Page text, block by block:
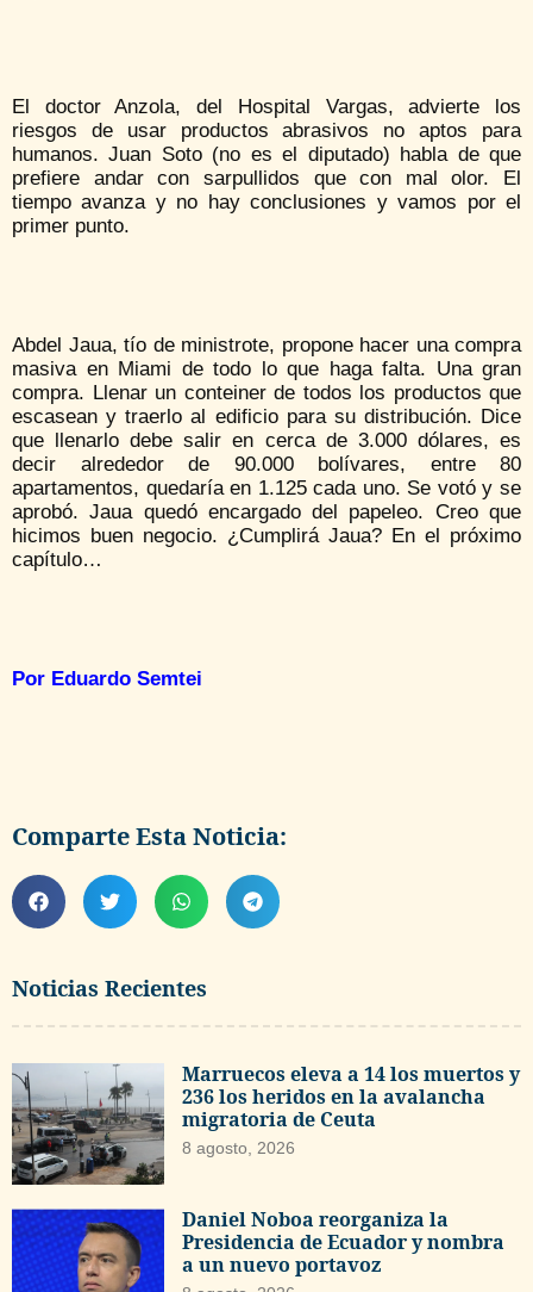
Noticias Recientes
Marruecos eleva a 14 los muertos y
236 los heridos en la avalancha
migratoria de Ceuta
8 agosto, 2026
Daniel Noboa reorganiza la
Presidencia de Ecuador y nombra
a un nuevo portavoz
El doctor Anzola, del Hospital Vargas, advierte los
riesgos de usar productos abrasivos no aptos para
humanos. Juan Soto (no es el diputado) habla de que
prefiere andar con sarpullidos que con mal olor. El
tiempo avanza y no hay conclusiones y vamos por el
primer punto.
Abdel Jaua, tío de ministrote, propone hacer una compra
masiva en Miami de todo lo que haga falta. Una gran
compra. Llenar un conteiner de todos los productos que
escasean y traerlo al edificio para su distribución. Dice
que llenarlo debe salir en cerca de 3.000 dólares, es
decir alrededor de 90.000 bolívares, entre 80
apartamentos, quedaría en 1.125 cada uno. Se votó y se
aprobó. Jaua quedó encargado del papeleo. Creo que
hicimos buen negocio. ¿Cumplirá Jaua? En el próximo
capítulo…
Por Eduardo Semtei
Comparte Esta Noticia: